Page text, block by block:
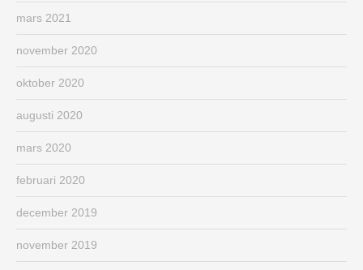
mars 2021
november 2020
oktober 2020
augusti 2020
mars 2020
februari 2020
december 2019
november 2019